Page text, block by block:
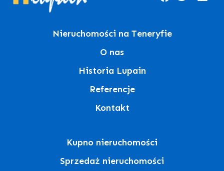
Nieruchomości na Teneryfie
O nas
Historia Lupain
Referencje
Kontakt
Kupno nieruchomości
Sprzedaż nieruchomości